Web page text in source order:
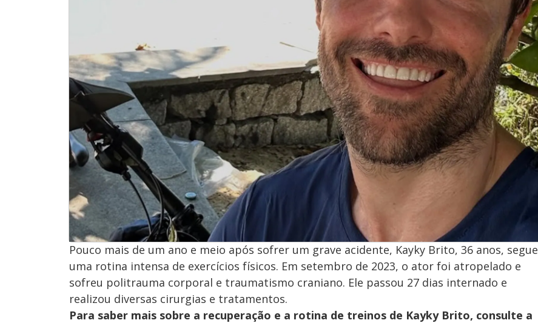
Pouco mais de um ano e meio após sofrer um grave acidente, Kayky Brito, 36 anos, segue
uma rotina intensa de exercícios físicos. Em setembro de 2023, o ator foi atropelado e
sofreu politrauma corporal e traumatismo craniano. Ele passou 27 dias internado e
realizou diversas cirurgias e tratamentos.
Para saber mais sobre a recuperação e a rotina de treinos de Kayky Brito, consulte a